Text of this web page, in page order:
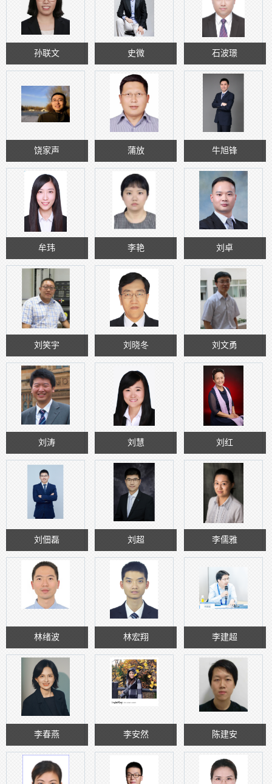
孙联文 史微 石波璟
饶家声 蒲放 牛旭锋
牟玮 李艳 刘卓
刘笑宇 刘晓冬 刘文勇
刘涛 刘慧 刘红
刘佃磊 刘超 李儒雅
林绪波 林宏翔 李建超
李春燕 李安然 陈建安